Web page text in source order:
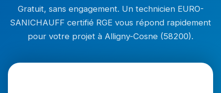
Gratuit, sans engagement. Un technicien EURO-
SANICHAUFF certifié RGE vous répond rapidement
pour votre projet à Alligny-Cosne (58200).